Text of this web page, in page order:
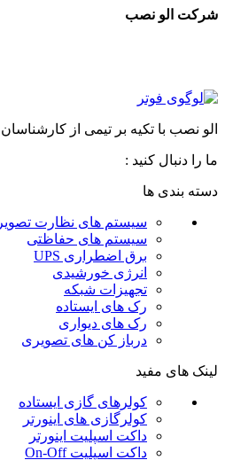
شرکت الو نصب
الو نصب با تکیه بر تیمی از کارشناسان، متخصصان و تکنسین‌های مجرب که هرکدام
ما را دنبال کنید :
دسته بندی ها
سیستم های نظارت
سیستم های حفاظتی
برق اضطراری UPS
انرژی خورشیدی
تجهیزات شبکه
رک های ایستاده
رک های دیواری
درباز کن های تصویری
لینک های مفید
کولرهای گازی ایستاده
کولرگازی های اینورتر
داکت اسپلیت اینورتر
داکت اسپلیت On-Off